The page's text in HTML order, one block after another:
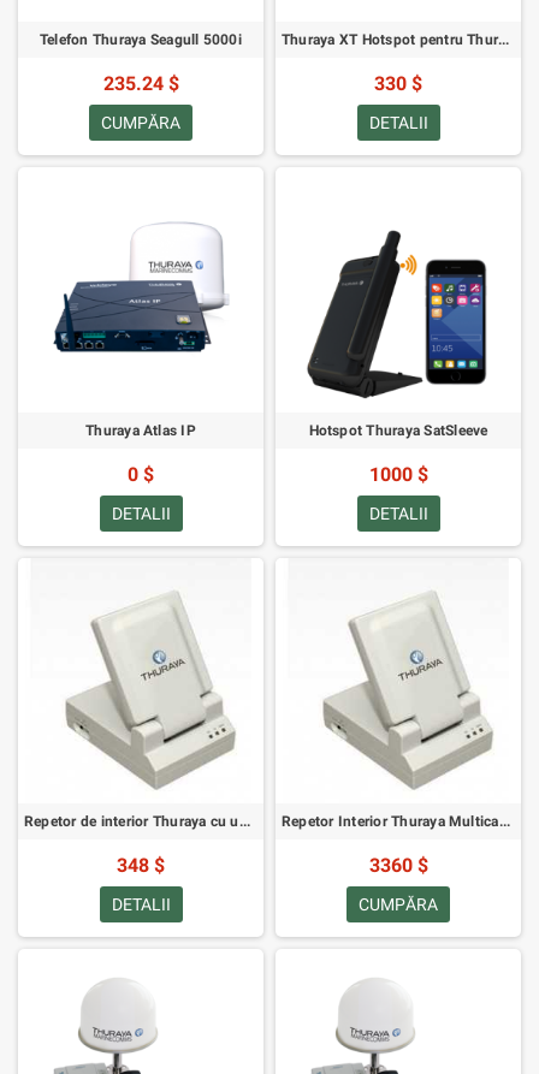
Telefon Thuraya Seagull 5000i
235.24 $
CUMPĂRA
Thuraya XT Hotspot pentru Thuraya XT, XT-PRO, XT-PRO DUAL
330 $
DETALII
Thuraya Atlas IP
0 $
DETALII
Hotspot Thuraya SatSleeve
1000 $
DETALII
Repetor de interior Thuraya cu un singur canal
348 $
DETALII
Repetor Interior Thuraya Multicanal
3360 $
CUMPĂRA